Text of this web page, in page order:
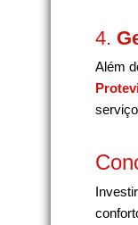
4.
Além